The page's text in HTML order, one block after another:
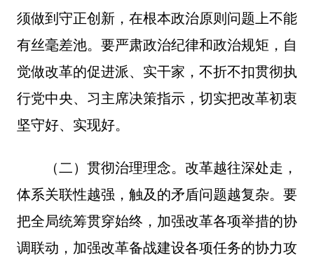
须做到守正创新，在根本政治原则问题上不能
有丝毫差池。要严肃政治纪律和政治规矩，自
觉做改革的促进派、实干家，不折不扣贯彻执
行党中央、习主席决策指示，切实把改革初衷
坚守好、实现好。
（二）贯彻治理理念。改革越往深处走，
体系关联性越强，触及的矛盾问题越复杂。要
把全局统筹贯穿始终，加强改革各项举措的协
调联动，加强改革备战建设各项任务的协力攻